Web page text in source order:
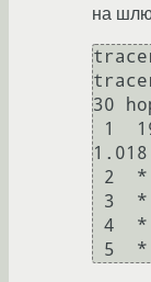
на
30